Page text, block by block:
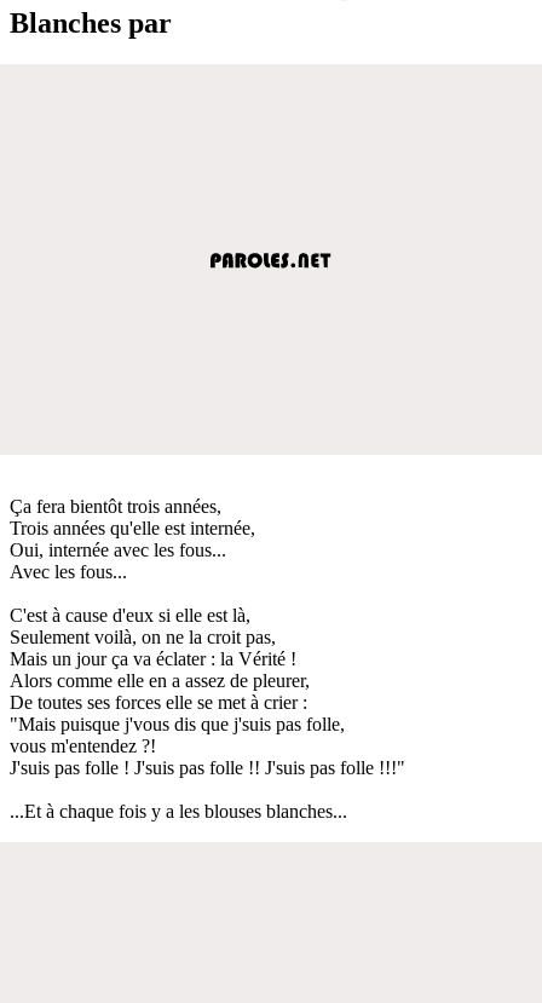
Blanches par
Ça fera bientôt trois années,
Trois années qu'elle est internée,
Oui, internée avec les fous...
Avec les fous...
C'est à cause d'eux si elle est là,
Seulement voilà, on ne la croit pas,
Mais un jour ça va éclater : la Vérité !
Alors comme elle en a assez de pleurer,
De toutes ses forces elle se met à crier :
"Mais puisque j'vous dis que j'suis pas folle,
vous m'entendez ?!
J'suis pas folle ! J'suis pas folle !! J'suis pas folle !!!"
...Et à chaque fois y a les blouses blanches...